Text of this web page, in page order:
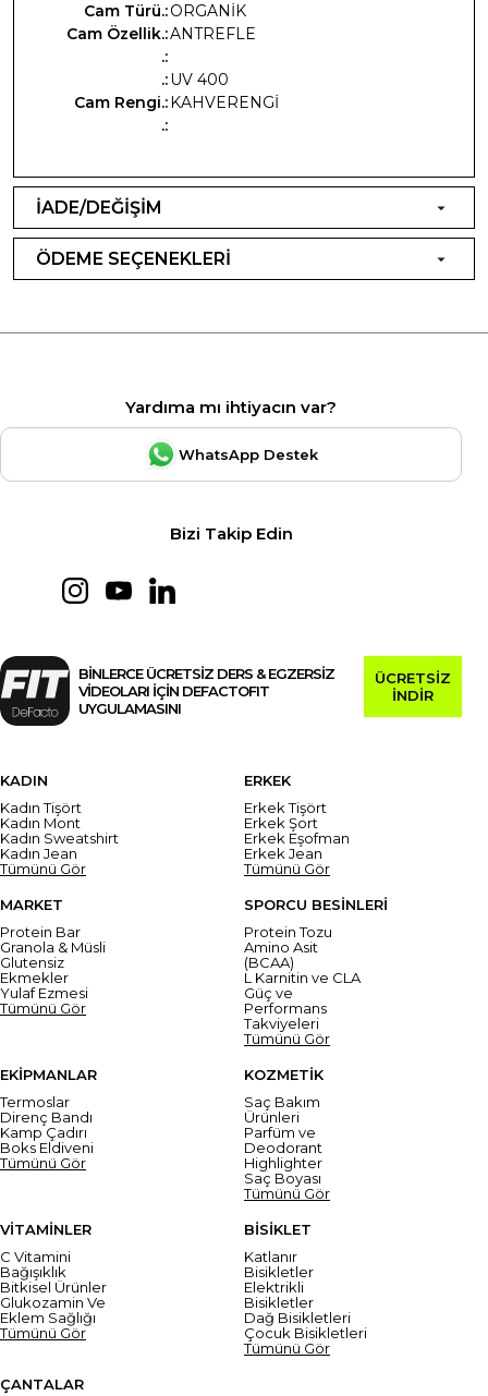
Cam Türü.:ORGANİK
Cam Özellik.:ANTREFLE
.:
.:UV 400
Cam Rengi.:KAHVERENGİ
.:
İADE/DEĞİŞİM
ÖDEME SEÇENEKLERİ
Yardıma mı ihtiyacın var?
WhatsApp Destek
Bizi Takip Edin
BİNLERCE ÜCRETSİZ DERS & EGZERSİZ
VİDEOLARI İÇİN DEFACTOFIT
UYGULAMASINI
ÜCRETSİZ
İNDİR
KADIN
Kadın Tişört
Kadın Mont
Kadın Sweatshirt
Kadın Jean
Tümünü Gör
ERKEK
Erkek Tişört
Erkek Şort
Erkek Eşofman
Erkek Jean
Tümünü Gör
MARKET
Protein Bar
Granola & Müsli
Glutensiz
Ekmekler
Yulaf Ezmesi
Tümünü Gör
SPORCU BESİNLERİ
Protein Tozu
Amino Asit
(BCAA)
L Karnitin ve CLA
Güç ve
Performans
Takviyeleri
Tümünü Gör
EKİPMANLAR
Termoslar
Direnç Bandı
Kamp Çadırı
Boks Eldiveni
Tümünü Gör
KOZMETİK
Saç Bakım
Ürünleri
Parfüm ve
Deodorant
Highlighter
Saç Boyası
Tümünü Gör
VİTAMİNLER
C Vitamini
Bağışıklık
Bitkisel Ürünler
Glukozamin Ve
Eklem Sağlığı
Tümünü Gör
BİSİKLET
Katlanır
Bisikletler
Elektrikli
Bisikletler
Dağ Bisikletleri
Çocuk Bisikletleri
Tümünü Gör
ÇANTALAR